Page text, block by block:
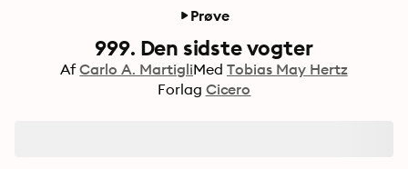
Prøve
999. Den sidste vogter
Af Carlo A. MartigliMed Tobias May Hertz
Forlag Cicero